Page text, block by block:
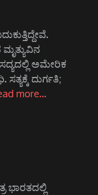
ಅಮೇರಿಕ
ದುರ್ಗತಿ;
more…
ಭಾರತದಲ್ಲಿ